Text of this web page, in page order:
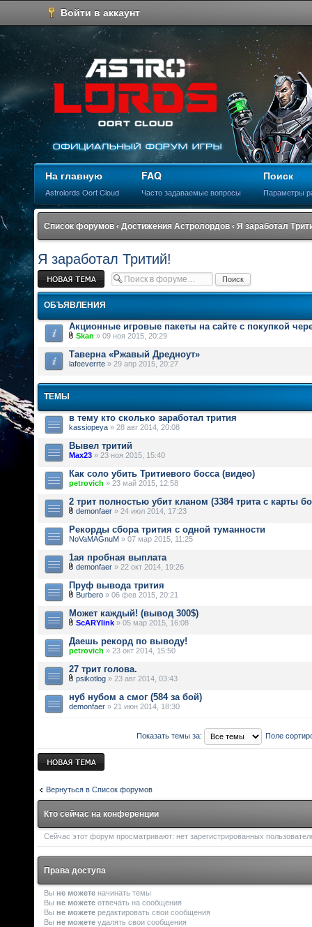
Войти в аккаунт
На главную
Astrolords Oort Cloud
FAQ
Часто задаваемые вопросы
Поиск
Параметры
Список форумов ‹ Достижения Астролордов ‹ Я заработал
Я заработал Тритий!
Новая тема
ОБЪЯВЛЕНИЯ
Акционные игровые пакеты на сайте с покупкой
Skan » 09 ноя 2015, 20:29
Таверна «Ржавый Дредноут»
lafeeverrte » 29 апр 2015, 20:27
ТЕМЫ
в тему кто сколько заработал трития
kassiopeya » 28 авг 2014, 20:08
Вывел тритий
Max23 » 23 ноя 2015, 15:40
Как соло убить Тритиевого босса (видео)
petrovich » 23 май 2015, 12:58
2 трит полностью убит кланом (3384 трита с карты
demonfaer » 24 июл 2014, 17:23
Рекорды сбора трития с одной туманности
NoVaMAGnuM » 07 мар 2015, 11:25
1ая пробная выплата
demonfaer » 22 окт 2014, 19:26
Пруф вывода трития
Burbero » 06 фев 2015, 20:21
Может каждый! (вывод 300$)
ScARYlink » 05 мар 2015, 16:08
Даешь рекорд по выводу!
petrovich » 23 окт 2014, 15:50
27 трит голова.
psikotlog » 23 авг 2014, 03:43
нуб нубом а смог (584 за бой)
demonfaer » 21 июн 2014, 18:30
Показать темы за: Поле
Новая тема
Вернуться в Список форумов
Кто сейчас на конференции
Сейчас этот форум просматривают: нет зарегистрированных
Права доступа
Вы не можете начинать темы
Вы не можете отвечать на сообщения
Вы не можете редактировать свои сообщения
Вы не можете удалять свои сообщения